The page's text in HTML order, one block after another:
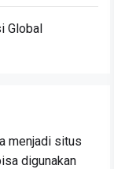
Global
menjadi situs
digunakan